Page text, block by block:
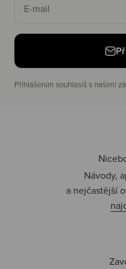
E-mail
Příhlášením souhlasíš s našimi
Návody,
a nejčastější